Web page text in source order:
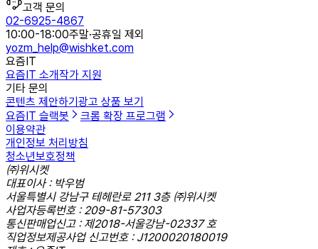
고객 문의
02-6925-4867
10:00-18:00주말·공휴일 제외
yozm_help@wishket.com
요즘IT
요즘IT 소개작가 지원
기타 문의
콘텐츠 제안하기 광고 상품 보기
요즘IT 슬랙봇
크롬 확장 프로그램
이용약관
개인정보 처리방침
청소년보호정책
㈜위시켓
대표이사 : 박우범
서울특별시 강남구 테헤란로 211 3층 ㈜위시켓
사업자등록번호 : 209-81-57303
통신판매업신고 : 제2018-서울강남-02337 호
직업정보제공사업 신고번호 : J1200020180019